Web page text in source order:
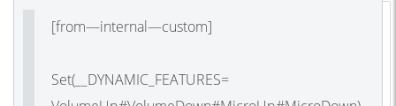
[from—internal—custom]
Set( __DYNAMIC_FEATURES=